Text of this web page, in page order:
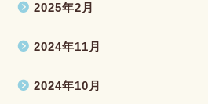
2025年2月
2024年11月
2024年10月